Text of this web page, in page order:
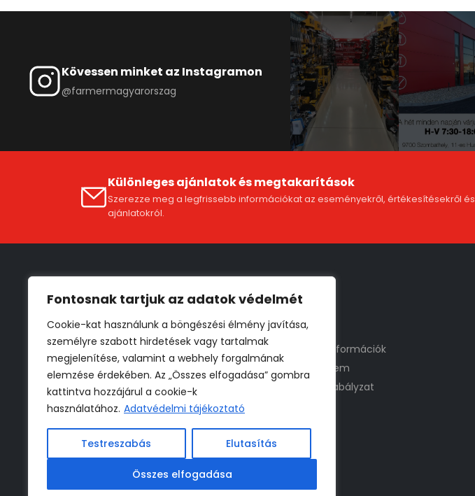
Fontosnak tartjuk az adatok védelmét
Cookie-kat használunk a böngészési élmény javítása,
személyre szabott hirdetések vagy tartalmak
megjelenítése, valamint a webhely forgalmának
elemzése érdekében. Az „Összes elfogadása” gombra
kattintva hozzájárul a cookie-k
használatához. Adatvédelmi tájékoztató
Testreszabás Elutasítás
Összes elfogadása
Kövessen minket az Instagramon
@farmermagyarorszag
Különleges ajánlatok és megtakarítások
Szerezze meg a legfrissebb információkat az eseményekről, értékesítésekről és
ajánlatokról.
* 30 000 Ft -tól
** Részletekről az ÁSZF-ben
tájékozódhat
ÁSZF
Szállítási információk
Adatvédelem
Visszáruszabályzat